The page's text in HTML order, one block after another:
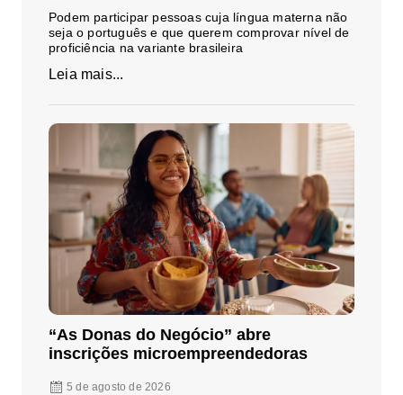
Podem participar pessoas cuja língua materna não
seja o português e que querem comprovar nível de
proficiência na variante brasileira
Leia mais...
“As Donas do Negócio” abre
inscrições microempreendedoras
5 de agosto de 2026